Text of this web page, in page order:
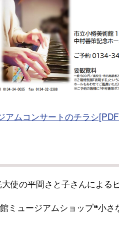
アムコンサートのチラシ
使の平間さと子さんによる
ミュージアムショップ❝小